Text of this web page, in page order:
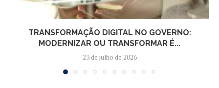
TRANSFORMAÇÃO DIGITAL NO GOVERNO:
MODERNIZAR OU TRANSFORMAR É...
23 de julho de 2026